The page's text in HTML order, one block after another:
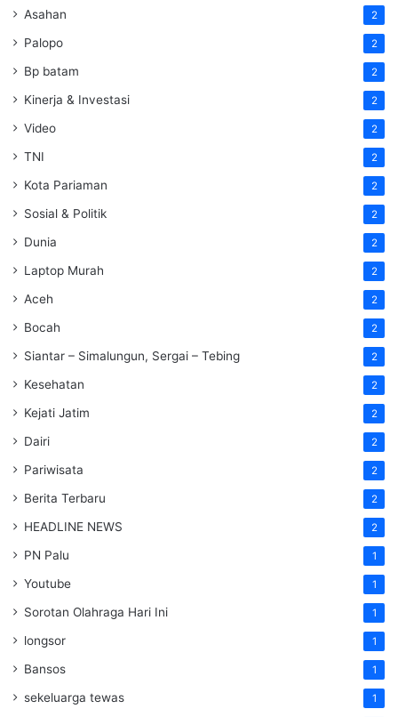
Asahan 2
Palopo 2
Bp batam 2
Kinerja & Investasi 2
Video 2
TNI 2
Kota Pariaman 2
Sosial & Politik 2
Dunia 2
Laptop Murah 2
Aceh 2
Bocah 2
Siantar – Simalungun, Sergai – Tebing 2
Kesehatan 2
Kejati Jatim 2
Dairi 2
Pariwisata 2
Berita Terbaru 2
HEADLINE NEWS 2
PN Palu 1
Youtube 1
Sorotan Olahraga Hari Ini 1
longsor 1
Bansos 1
sekeluarga tewas 1